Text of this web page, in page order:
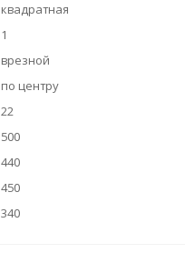
квадратная
1
врезной
по центру
22
500
440
450
340